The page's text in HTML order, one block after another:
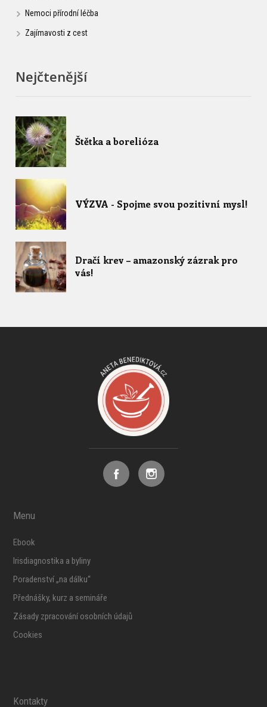
Nemoci přírodní léčba
Zajímavosti z cest
Nejčtenější
Štětka a borelióza
VÝZVA - Spojme svou pozitivní mysl!
Dračí krev – amazonský zázrak pro
vás!
Menu
Ebook
Irisdiagnostika a byliny
Poradenství „na dálku“
Přednášky, kurz a semináře
Zásady zpracování osobních údajů
Cookies
Kontakty